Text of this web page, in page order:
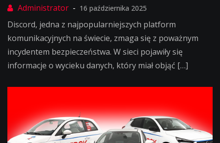
16 października 2025
Discord, jedna z najpopularniejszych platform
komunikacyjnych na świecie, zmaga się z poważnym
incydentem bezpieczeństwa. W sieci pojawiły się
informacje o wycieku danych, który miał objąć […]